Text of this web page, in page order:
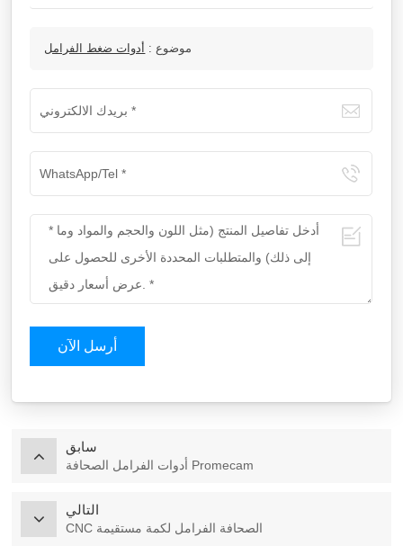
موضوع : أدوات ضغط الفرامل
أرسل الآن
سابق
أدوات الفرامل الصحافة Promecam
التالي
CNC الصحافة الفرامل لكمة مستقيمة